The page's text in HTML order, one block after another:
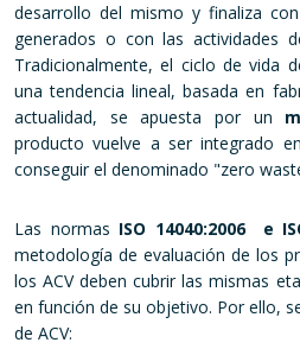
desarrollo del mismo y finaliza
generados o con las actividades
Tradicionalmente, el ciclo de vida
una tendencia lineal, basada en
actualidad, se apuesta por un
producto vuelve a ser integrado
conseguir el denominado "zero
Las normas ISO 14040:2006 e
metodología de evaluación de los
los ACV deben cubrir las mismas
en función de su objetivo. Por ello,
de ACV: